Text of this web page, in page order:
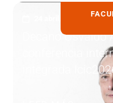
Decano
conferencia
integrada